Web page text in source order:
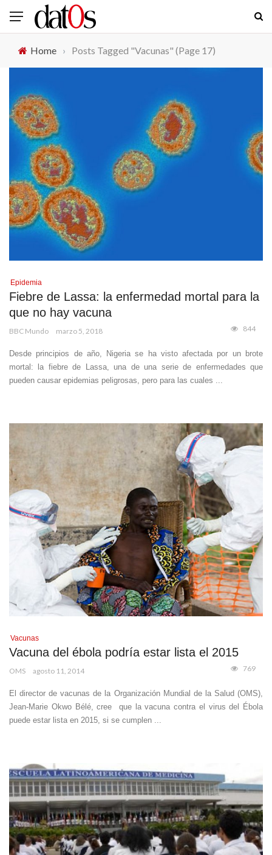
Home › Posts Tagged "Vacunas" (Page 17)
Epidemia
Fiebre de Lassa: la enfermedad mortal para la
que no hay vacuna
BBC Mundo marzo 5, 2018 844
Desde principios de año, Nigeria se ha visto afectada por un brote
mortal: la fiebre de Lassa, una de una serie de enfermedades que
pueden causar epidemias peligrosas, pero para las cuales ...
Vacunas
Vacuna del ébola podría estar lista el 2015
OMS agosto 11, 2014 769
El director de vacunas de la Organización Mundial de la Salud (OMS),
Jean-Marie Okwo Bélé, cree que la vacuna contra el virus del Ébola
puede estar lista en 2015, si se cumplen ...